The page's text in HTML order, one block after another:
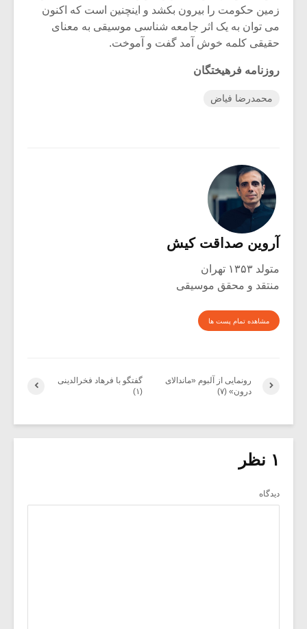
زمین حکومت را بیرون بکشد و اینچنین است که اکنون
می توان به یک اثر جامعه شناسی موسیقی به معنای
حقیقی کلمه خوش آمد گفت و آموخت.
روزنامه فرهیختگان
محمدرضا فیاض
آروین صداقت کیش
متولد ۱۳۵۳ تهران
منتقد و محقق موسیقی
مشاهده تمام پست ها
گفتگو با فرهاد فخرالدینی
(۱)
رونمایی از آلبوم «ماندالای
درون» (۷)
۱ نظر
دیدگاه